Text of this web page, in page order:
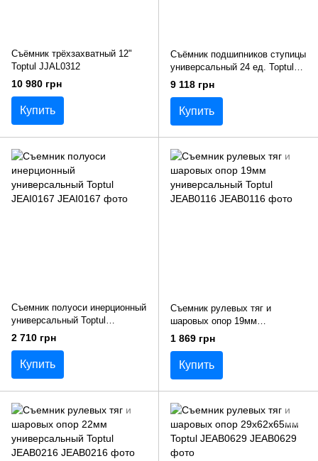
Съёмник трёхзахватный 12"
Toptul JJAL0312
10 980 грн
Купить
Съёмник подшипников ступицы
универсальный 24 ед. Toptul
JGAI2401
9 118 грн
Купить
Съемник полуоси инерционный
универсальный Toptul
JEAI0167
2 710 грн
Купить
Съемник рулевых тяг и
шаровых опор 19мм
универсальный Toptul
JEAB0116
1 869 грн
Купить